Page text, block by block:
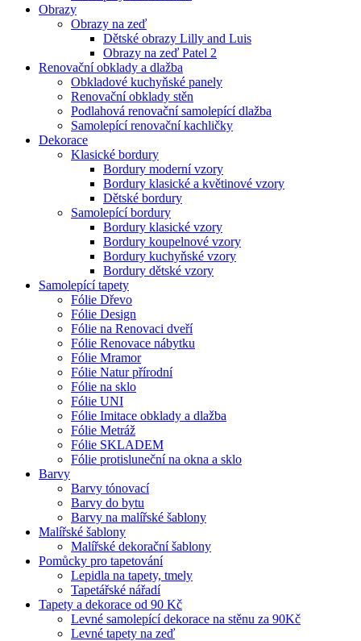
Obrazy
Obrazy na zeď
Dětské obrazy Lilly and Luis
Obrazy na zeď Patel 2
Renovační obklady a dlažba
Obkladové kuchyňské panely
Renovační obklady stěn
Podlahová renovační samolepící dlažba
Samolepící renovační kachličky
Dekorace
Klasické bordury
Bordury moderní vzory
Bordury klasické a květinové vzory
Dětské bordury
Samolepící bordury
Bordury klasické vzory
Bordury koupelnové vzory
Bordury kuchyňské vzory
Bordury dětské vzory
Samolepící tapety
Fólie Dřevo
Fólie Design
Fólie na Renovaci dveří
Fólie Renovace nábytku
Fólie Mramor
Fólie Natur přírodní
Fólie na sklo
Fólie UNI
Fólie Imitace obklady a dlažba
Fólie Metráž
Fólie SKLADEM
Fólie protisluneční na okna a sklo
Barvy
Barvy tónovací
Barvy do bytu
Barvy na malířské šablony
Malířské šablony
Malířské dekorační šablony
Pomůcky pro tapetování
Lepidla na tapety, tmely
Tapetářské nářadí
Tapety a dekorace od 90 Kč
Levné samolepící dekorace na stěnu za 90Kč
Levné tapety na zeď